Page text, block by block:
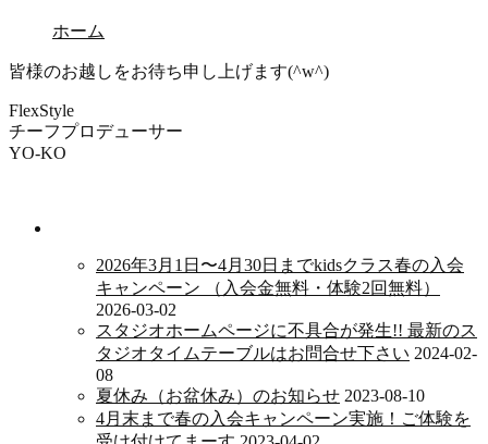
ホーム
皆様のお越しをお待ち申し上げます(^w^)
FlexStyle
チーフプロデューサー
YO-KO
2026年3月1日〜4月30日までkidsクラス春の入会
キャンペーン （入会金無料・体験2回無料）
2026-03-02
スタジオホームページに不具合が発生!! 最新のス
タジオタイムテーブルはお問合せ下さい 2024-02-
08
夏休み（お盆休み）のお知らせ 2023-08-10
4月末まで春の入会キャンペーン実施！ご体験を